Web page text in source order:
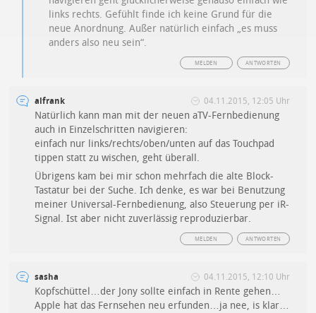
links rechts. Gefühlt finde ich keine Grund für die
neue Anordnung. Außer natürlich einfach „es muss
anders also neu sein“.
ANTWORTEN
MELDEN
alfrank 04.11.2015, 12:05 Uhr
Natürlich kann man mit der neuen aTV-Fernbedienung
auch in Einzelschritten navigieren:
einfach nur links/rechts/oben/unten auf das Touchpad
tippen statt zu wischen, geht überall.
Übrigens kam bei mir schon mehrfach die alte Block-
Tastatur bei der Suche. Ich denke, es war bei Benutzung
meiner Universal-Fernbedienung, also Steuerung per iR-
Signal. Ist aber nicht zuverlässig reproduzierbar.
ANTWORTEN
MELDEN
sasha 04.11.2015, 12:10 Uhr
Kopfschüttel…der Jony sollte einfach in Rente gehen…
Apple hat das Fernsehen neu erfunden…ja nee, is klar…